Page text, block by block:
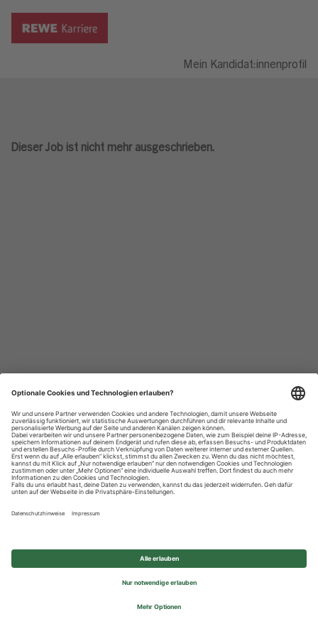
Mein Kandidat:innenprofil
Dieser Job ist nicht mehr ausgeschrieben.
Datenschutzhinweise
Impressum
Privatsphäre-Einstellungen
© 2026 REWE Group - All rights reserved